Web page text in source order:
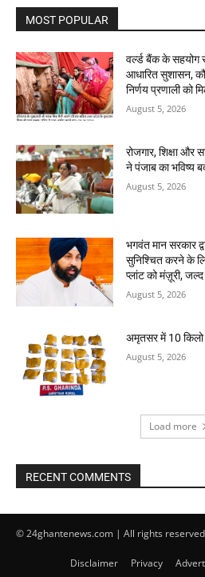
MOST POPULAR
वर्ल्ड बैंक के सहयोग
आधारित सुशासन,
निर्णय प्रणाली को
August 5, 2026
रोजगार, शिक्षा और
ने पंजाब का भविष्य
August 5, 2026
भगवंत मान सरकार
सुनिश्चित करने के
प्लांट को मंज़ूरी,
August 5, 2026
अमृतसर में 10 किलो
August 5, 2026
Load more
RECENT COMMENTS
© 24ghantenews.com | All rights
Disclaimer Privacy